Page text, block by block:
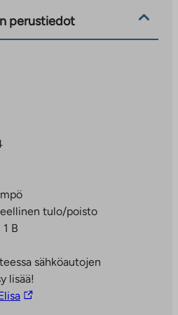
perustiedot
tulo/poisto
B
sähköautojen
lisää!
Linkki